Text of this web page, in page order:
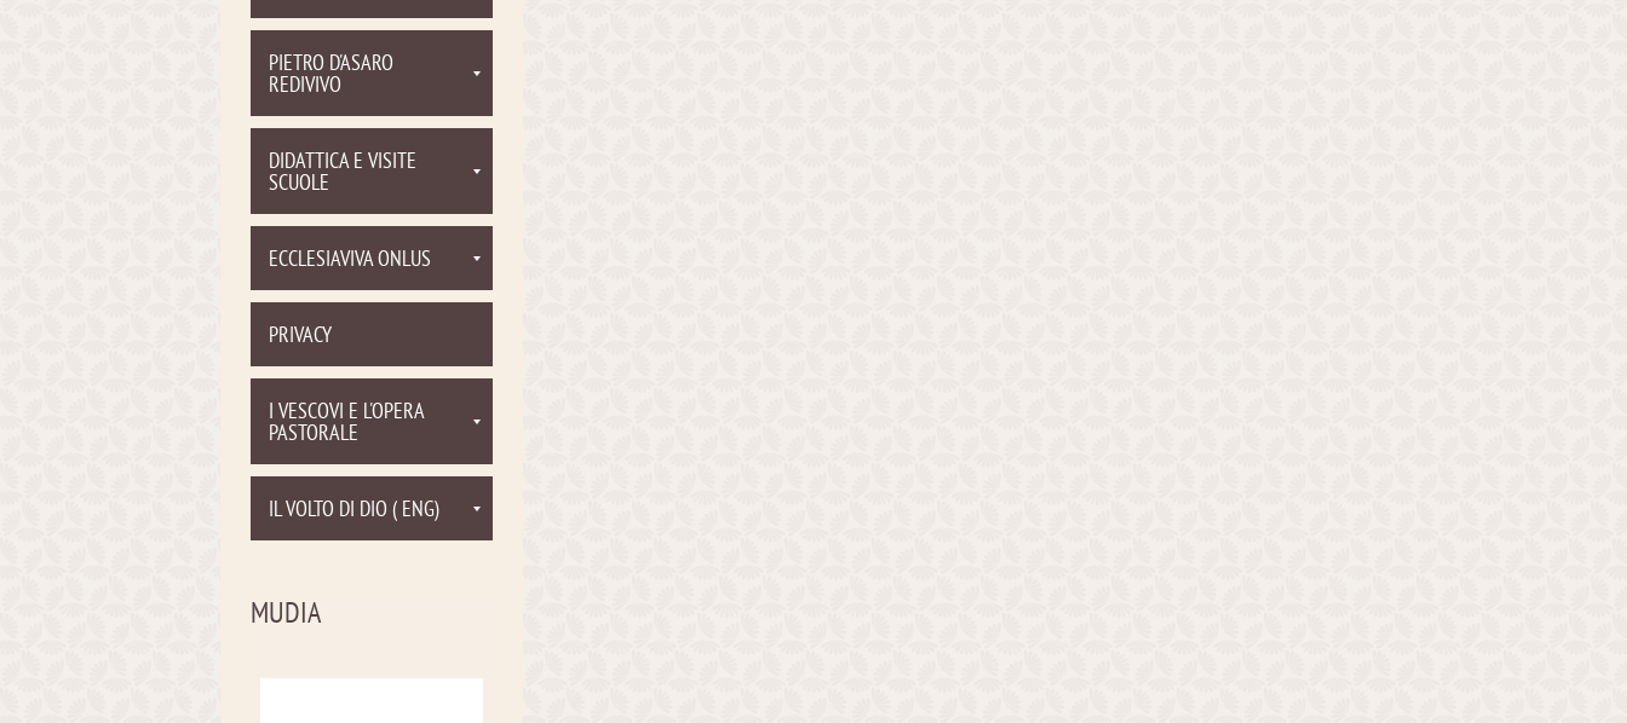
PIETRO D'ASARO
REDIVIVO
DIDATTICA E VISITE
SCUOLE
ECCLESIAVIVA ONLUS
PRIVACY
I VESCOVI E L'OPERA
PASTORALE
IL VOLTO DI DIO ( ENG)
MUDIA